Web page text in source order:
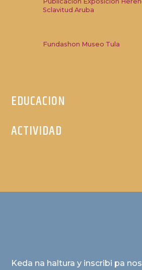
Sclavitud Aruba
Fundashon Museo Tula
EDUCACION
ACTIVIDAD
Keda na haltura y inscribi pa